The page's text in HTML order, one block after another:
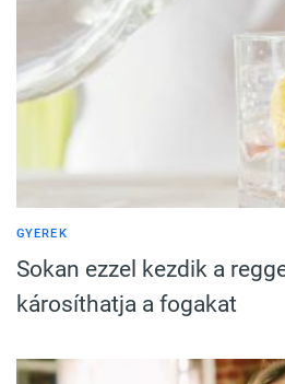
GYEREK
Sokan ezzel kezdik a
károsíthatja a fogakat